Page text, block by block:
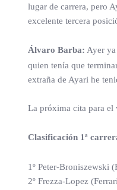
lugar de carrera, pero
excelente tercera
Álvaro Barba: Ayer
quien tenía que
extraña de Ayari he
La próxima cita para el
Clasificación 1ª
1º Peter-Broniszewski
2º Frezza-Lopez